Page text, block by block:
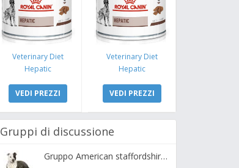
Veterinary Diet
Hepatic
VEDI PREZZI
Veterinary Diet
Hepatic
VEDI PREZZI
Gruppi di discussione
Gruppo American staffordshire terrier ( amstaff, amastaff )